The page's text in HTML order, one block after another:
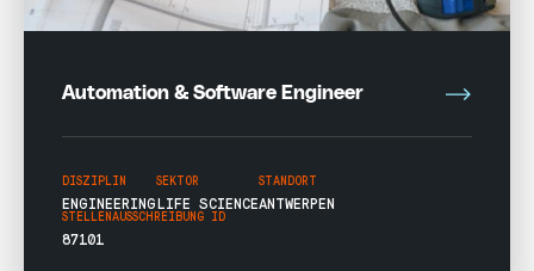
Automation & Software Engineer
DISZIPLIN
ENGINEERING
SEKTOR
LIFE SCIENCE
STANDORT
ANTWERPEN
STELLENAUSSCHREIBUNG ID
87101